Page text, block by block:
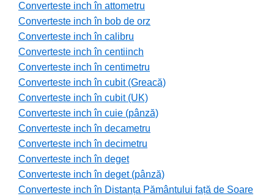
Converteste inch în attometru
Converteste inch în bob de orz
Converteste inch în calibru
Converteste inch în centiinch
Converteste inch în centimetru
Converteste inch în cubit (Greacă)
Converteste inch în cubit (UK)
Converteste inch în cuie (pânză)
Converteste inch în decametru
Converteste inch în decimetru
Converteste inch în deget
Converteste inch în deget (pânză)
Converteste inch în Distanța Pământului față de Soare